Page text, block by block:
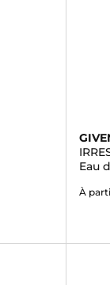
Eau
À